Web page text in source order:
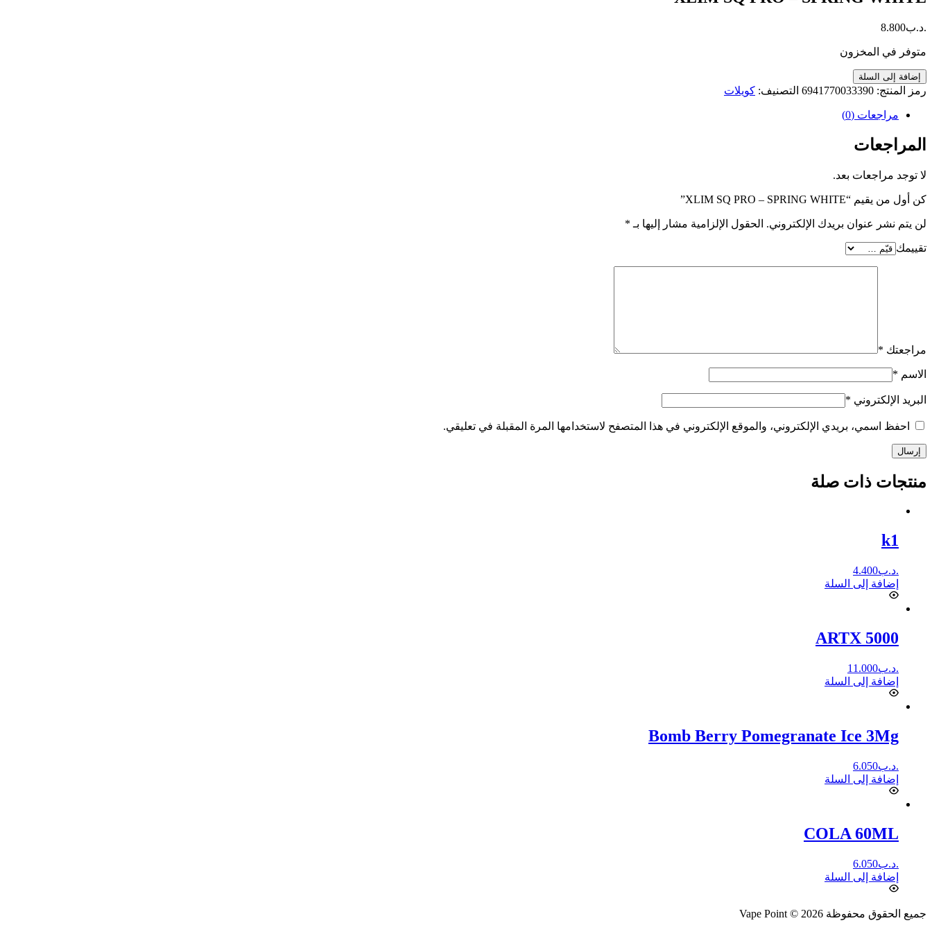
.د.ب8.800
متوفر في المخزون
كمية
XLIM
SQ
PRO
SPRING
WHITE
إضافة إلى السلة
رمز المنتج: 6941770033390 التصنيف: كويلات
مراجعات (0)
المراجعات
لا توجد مراجعات بعد.
كن أول من يقيم “XLIM SQ PRO – SPRING WHITE”
لن يتم نشر عنوان بريدك الإلكتروني. الحقول الإلزامية مشار إليها بـ *
تقييمك
مراجعتك *
الاسم *
البريد الإلكتروني *
احفظ اسمي، بريدي الإلكتروني، والموقع الإلكتروني في هذا المتصفح لاستخدامها المرة المقبلة في تعليقي.
إرسال
منتجات ذات صلة
k1
.د.ب4.400
إضافة إلى السلة
ARTX 5000
.د.ب11.000
إضافة إلى السلة
Bomb Berry Pomegranate Ice 3Mg
.د.ب6.050
إضافة إلى السلة
COLA 60ML
.د.ب6.050
إضافة إلى السلة
جميع الحقوق محفوظة Vape Point © 2026